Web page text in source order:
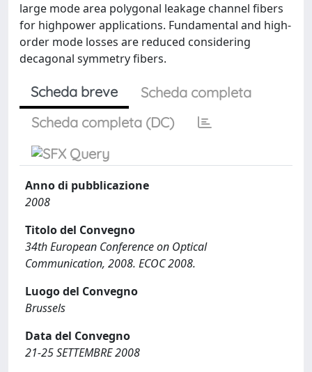
large mode area polygonal leakage channel fibers
for highpower applications. Fundamental and high-
order mode losses are reduced considering
decagonal symmetry fibers.
Scheda breve
Scheda completa
Scheda completa (DC)
Anno di pubblicazione
2008
Titolo del Convegno
34th European Conference on Optical
Communication, 2008. ECOC 2008.
Luogo del Convegno
Brussels
Data del Convegno
21-25 SETTEMBRE 2008